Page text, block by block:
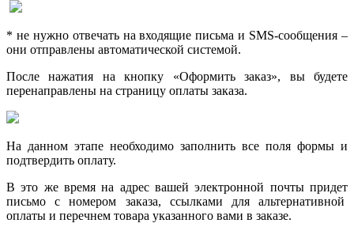
* не нужно отвечать на входящие письма и SMS-сообщения –
они отправлены автоматической системой.
После нажатия на кнопку «Оформить заказ», вы будете
перенаправлены на страницу оплаты заказа.
На данном этапе необходимо заполнить все поля формы и
подтвердить оплату.
В это же время на адрес вашей электронной почты придет
письмо с номером заказа, ссылками для альтернативной
оплаты и перечнем товара указанного вами в заказе.